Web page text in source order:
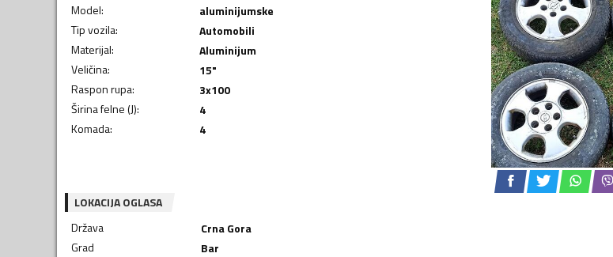
Model:
aluminijumske
Tip vozila:
Automobili
Materijal:
Aluminijum
Veličina:
15"
Raspon rupa:
3x100
Širina felne (J):
4
Komada: 4
LOKACIJA OGLASA
Država
Crna Gora
Grad
Bar